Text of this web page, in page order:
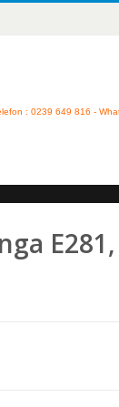
: 0239 649 816 -
E281,